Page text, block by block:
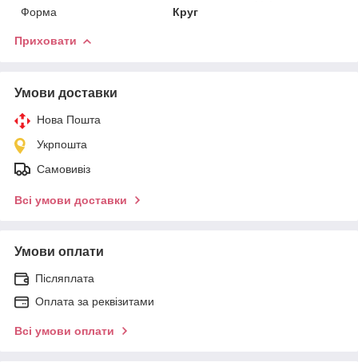
Форма
Круг
Приховати
Умови доставки
Нова Пошта
Укрпошта
Самовивіз
Всі умови доставки
Умови оплати
Післяплата
Оплата за реквізитами
Всі умови оплати